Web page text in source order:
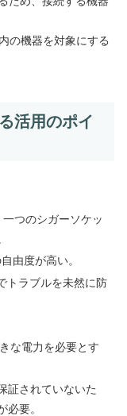
の機器を対象にする
活用のポイ
つのシガーソケッ
由度が高い。
トラブルを未然に防
な電力を必要とす
証されていないた
要。